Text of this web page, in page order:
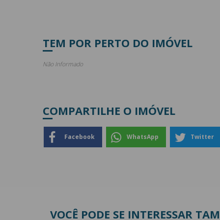
TEM POR PERTO DO IMÓVEL
Não Informado
COMPARTILHE O IMÓVEL
Facebook WhatsApp Twitter
VOCÊ PODE SE INTERESSAR